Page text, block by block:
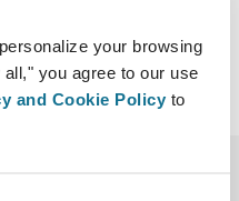
your browsing
you agree to our use
and Cookie Policy to